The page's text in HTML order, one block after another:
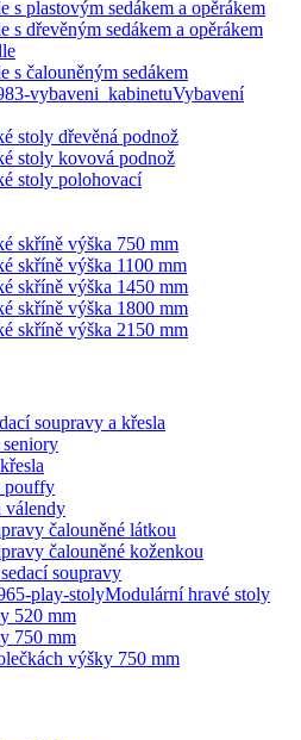
s plastovým sedákem a opěrákem
s dřevěným sedákem a opěrákem
s čalouněným sedákem
Vybavení
stoly dřevěná podnož
stoly kovová podnož
stoly polohovací
skříně výška 750 mm
skříně výška 1100 mm
skříně výška 1450 mm
skříně výška 1800 mm
skříně výška 2150 mm
soupravy a křesla
pouffy
válendy
čalouněné látkou
čalouněné koženkou
soupravy
Modulární hravé stoly
520 mm
750 mm
výšky 750 mm